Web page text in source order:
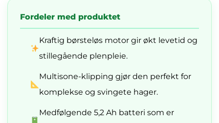
Fordeler med produktet
Kraftig børsteløs motor gir økt levetid og
stillegående plenpleie.
Multisone-klipping gjør den perfekt for
komplekse og svingete hager.
Medfølgende 5,2 Ah batteri som er